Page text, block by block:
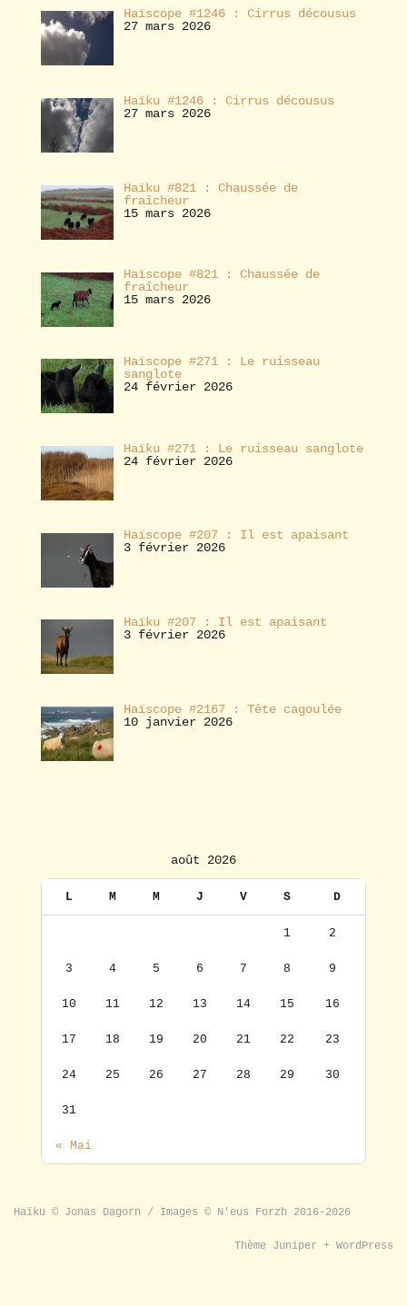
Haïscope #1246 : Cirrus décousus
27 mars 2026
Haïku #1246 : Cirrus décousus
27 mars 2026
Haïku #821 : Chaussée de
fraîcheur
15 mars 2026
Haïscope #821 : Chaussée de
fraîcheur
15 mars 2026
Haïscope #271 : Le ruisseau
sanglote
24 février 2026
Haïku #271 : Le ruisseau sanglote
24 février 2026
Haïscope #207 : Il est apaisant
3 février 2026
Haïku #207 : Il est apaisant
3 février 2026
Haïscope #2167 : Tête cagoulée
10 janvier 2026
août 2026
L M M J V S D
« Mai
1 2
3 4 5 6 7 8 9
10 11 12 13 14 15 16
17 18 19 20 21 22 23
24 25 26 27 28 29 30
31
Haïku © Jonas Dagorn / Images © N'eus Forzh 2016-2026
Thème Juniper + WordPress